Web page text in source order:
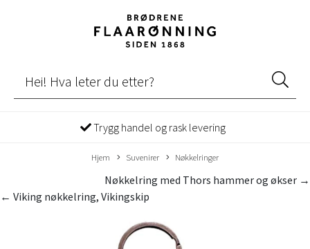
Trygg handel og rask levering
Hjem Suvenirer Nøkkelringer
Nøkkelring med Thors hammer og økser →
← Viking nøkkelring, Vikingskip